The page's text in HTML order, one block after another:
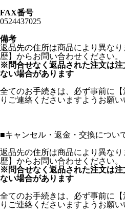
FAX番号
0524437025
備考
返品先の住所は商品により異な
歴】からお問い合わせください。
※問合せなく返品された注文は
ない場合があります
全てのお手続きは、必ず事前に
りご連絡くださいますようお願い
■キャンセル・返金・交換につい
返品先の住所は商品により異な
歴】からお問い合わせください。
※問合せなく返品された注文は
ない場合があります
全てのお手続きは、必ず事前に
りご連絡くださいますようお願い